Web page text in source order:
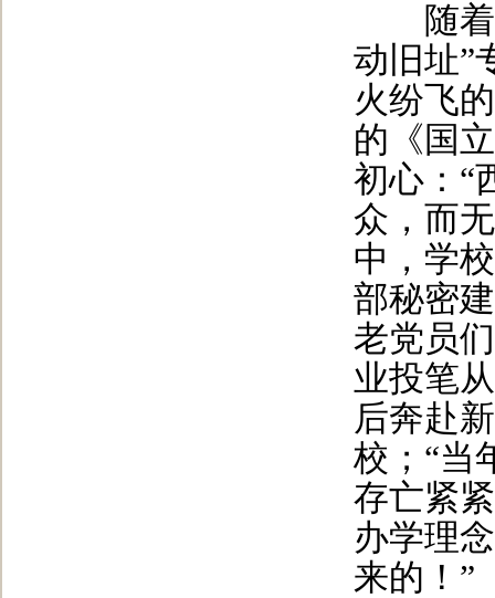
随着
动旧址”
火纷飞
的《国
初心：“
众，而
中，学
部秘密
老党员
业投笔
后奔赴
校；“当
存亡紧
办学理
来的！”